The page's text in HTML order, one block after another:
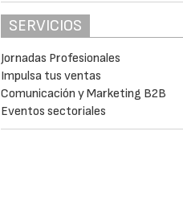
SERVICIOS
Jornadas Profesionales
Impulsa tus ventas
Comunicación y Marketing B2B
Eventos sectoriales